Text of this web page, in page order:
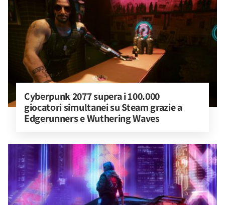
Cyberpunk 2077 supera i 100.000
giocatori simultanei su Steam grazie a
Edgerunners e Wuthering Waves